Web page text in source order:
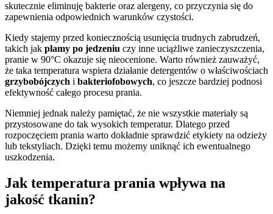
skutecznie eliminuję bakterie oraz alergeny, co przyczynia się do
zapewnienia odpowiednich warunków czystości.
Kiedy stajemy przed koniecznością usunięcia trudnych zabrudzeń,
takich jak plamy po jedzeniu czy inne uciążliwe zanieczyszczenia,
pranie w 90°C okazuje się nieocenione. Warto również zauważyć,
że taka temperatura wspiera działanie detergentów o właściwościach
grzybobójczych i bakteriofobowych, co jeszcze bardziej podnosi
efektywność całego procesu prania.
Niemniej jednak należy pamiętać, że nie wszystkie materiały są
przystosowane do tak wysokich temperatur. Dlatego przed
rozpoczęciem prania warto dokładnie sprawdzić etykiety na odzieży
lub tekstyliach. Dzięki temu możemy uniknąć ich ewentualnego
uszkodzenia.
Jak temperatura prania wpływa na
jakość tkanin?